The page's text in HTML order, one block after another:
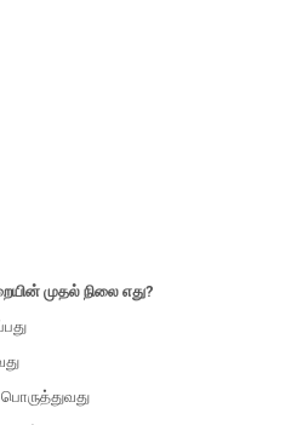
முதல் நிலை எது?